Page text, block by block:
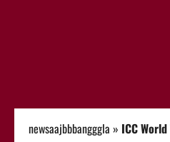
newsaajbbbangggla » ICC